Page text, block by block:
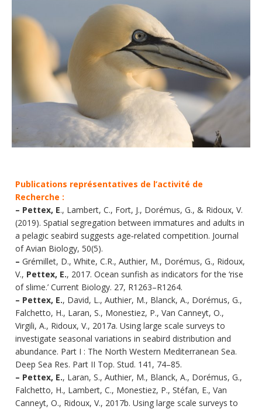
Publications représentatives de l’activité de
Recherche :
– Pettex, E., Lambert, C., Fort, J., Dorémus, G., & Ridoux, V.
(2019). Spatial segregation between immatures and adults in
a pelagic seabird suggests age‐related competition. Journal
of Avian Biology, 50(5).
– Grémillet, D., White, C.R., Authier, M., Dorémus, G., Ridoux,
V., Pettex, E., 2017. Ocean sunfish as indicators for the ‘rise
of slime.’ Current Biology. 27, R1263–R1264.
– Pettex, E., David, L., Authier, M., Blanck, A., Dorémus, G.,
Falchetto, H., Laran, S., Monestiez, P., Van Canneyt, O.,
Virgili, A., Ridoux, V., 2017a. Using large scale surveys to
investigate seasonal variations in seabird distribution and
abundance. Part I : The North Western Mediterranean Sea.
Deep Sea Res. Part II Top. Stud. 141, 74–85.
– Pettex, E., Laran, S., Authier, M., Blanck, A., Dorémus, G.,
Falchetto, H., Lambert, C., Monestiez, P., Stéfan, E., Van
Canneyt, O., Ridoux, V., 2017b. Using large scale surveys to